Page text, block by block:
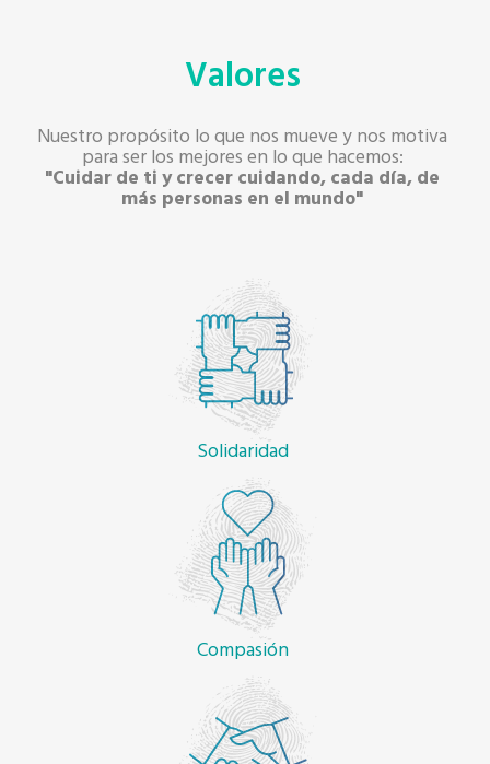
Valores
Nuestro propósito lo que nos mueve y nos motiva
para ser los mejores en lo que hacemos:
"Cuidar de ti y crecer cuidando, cada día, de
más personas en el mundo"
Solidaridad
Compasión